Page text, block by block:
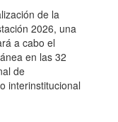
de la
2026, una
a cabo el
en las 32
de